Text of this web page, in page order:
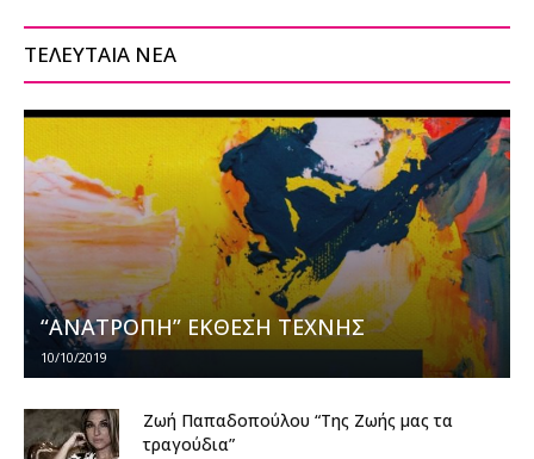
ΤΕΛΕΥΤΑΙΑ ΝΕΑ
“ΑΝΑΤΡΟΠΗ” ΕΚΘΕΣΗ ΤΕΧΝΗΣ
10/10/2019
Ζωή Παπαδοπούλου “Της Ζωής μας τα
τραγούδια”